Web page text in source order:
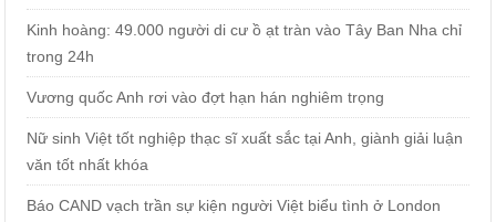
Kinh hoàng: 49.000 người di cư ồ ạt tràn vào Tây Ban Nha chỉ
trong 24h
Vương quốc Anh rơi vào đợt hạn hán nghiêm trọng
Nữ sinh Việt tốt nghiệp thạc sĩ xuất sắc tại Anh, giành giải luận
văn tốt nhất khóa
Báo CAND vạch trần sự kiện người Việt biểu tình ở London